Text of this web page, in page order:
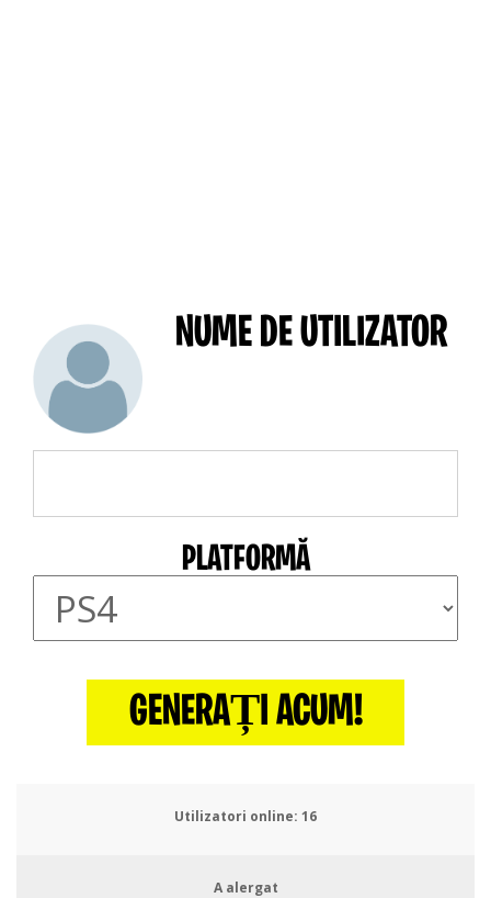
NUME DE UTILIZATOR
PLATFORMĂ
GENERAȚI ACUM!
Utilizatori online: 19
A alergat